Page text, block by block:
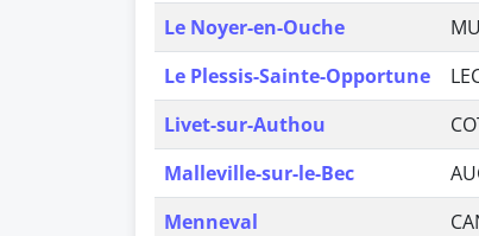
Le Noyer-en-Ouche
Le Plessis-Sainte-Opportune
Livet-sur-Authou
Malleville-sur-le-Bec
Menneval